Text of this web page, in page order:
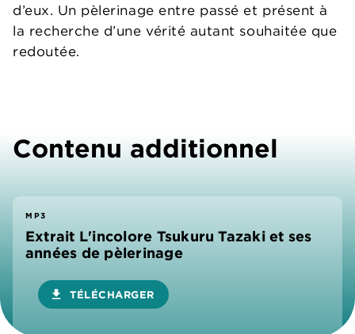
d’eux. Un pèlerinage entre passé et présent à
la recherche d’une vérité autant souhaitée que
redoutée.
Contenu additionnel
MP3
Extrait L'incolore Tsukuru Tazaki et ses
années de pèlerinage
download TÉLÉCHARGER